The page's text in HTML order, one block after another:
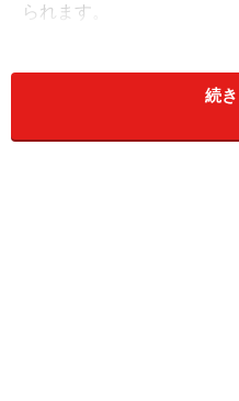
られます。
続